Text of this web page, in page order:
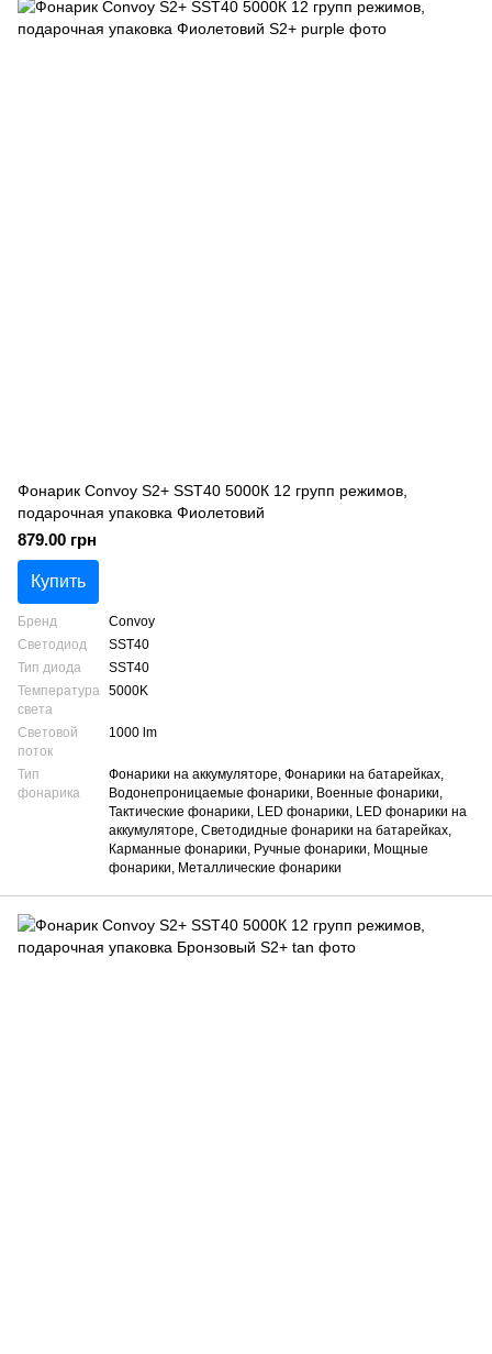
Фонарик Convoy S2+ SST40 5000К 12 групп режимов,
подарочная упаковка Фиолетовий
879.00 грн
Купить
Бренд
Convoy
Светодиод
SST40
Тип диода
SST40
Температура
света
5000K
Световой
поток
1000 lm
Тип
фонарика
Фонарики на аккумуляторе, Фонарики на батарейках,
Водонепроницаемые фонарики, Военные фонарики,
Тактические фонарики, LED фонарики, LED фонарики на
аккумуляторе, Светодидные фонарики на батарейках,
Карманные фонарики, Ручные фонарики, Мощные
фонарики, Металлические фонарики